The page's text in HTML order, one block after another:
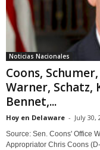
Noticias Nacionales
Coons,
Warner, Schatz,
Bennet,...
Hoy en Delaware - July 30,
Source: Sen. Coons' Office
Appropriator Chris Coons